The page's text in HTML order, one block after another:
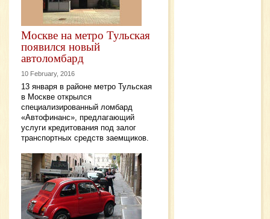
Москве на метро Тульская
появился новый
автоломбард
10 February, 2016
13 января в районе метро Тульская
в Москве открылся
специализированный ломбард
«Автофинанс», предлагающий
услуги кредитования под залог
транспортных средств заемщиков.